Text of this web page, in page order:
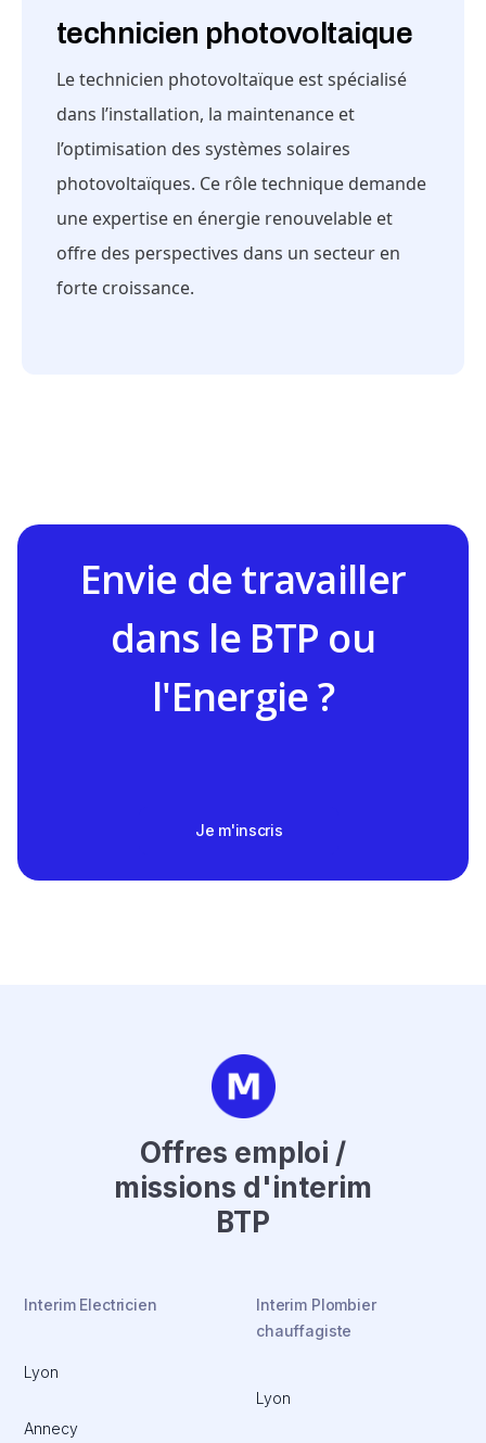
technicien photovoltaique
Le technicien photovoltaïque est spécialisé
dans l’installation, la maintenance et
l’optimisation des systèmes solaires
photovoltaïques. Ce rôle technique demande
une expertise en énergie renouvelable et
offre des perspectives dans un secteur en
forte croissance.
Envie de travailler
dans le BTP ou
l'Energie ?
Je m'inscris
Offres emploi /
missions d'interim
BTP
Interim Electricien
Lyon
Annecy
Interim Plombier
chauffagiste
Lyon